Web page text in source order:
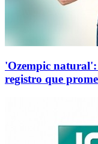
'Ozempic
registro que